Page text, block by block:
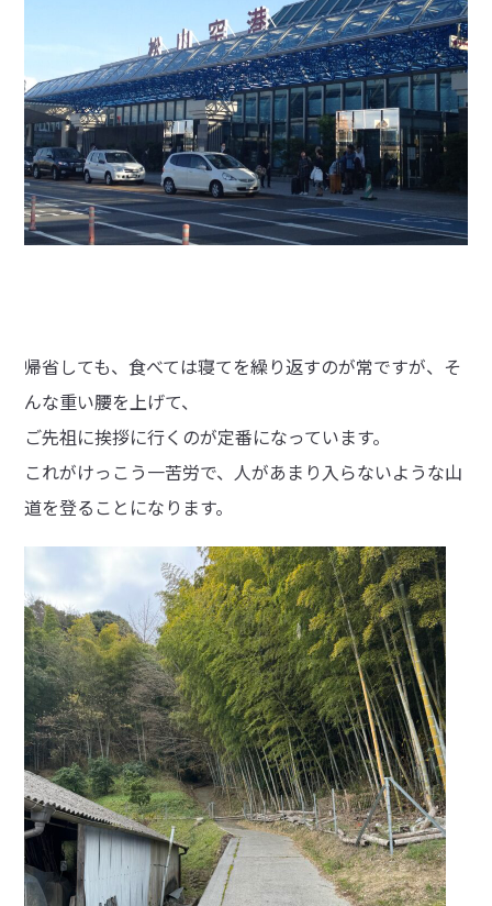
帰省しても、食べては寝てを繰り返すのが常ですが、そ
んな重い腰を上げて、
ご先祖に挨拶に行くのが定番になっています。
これがけっこう一苦労で、人があまり入らないような山
道を登ることになります。